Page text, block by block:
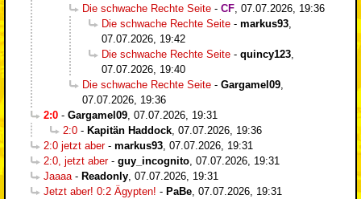
Die schwache Rechte Seite - CF 07.07.2026, 19:36
Die schwache Rechte Seite - markus93
07.07.2026, 19:42
Die schwache Rechte Seite - quincy123
07.07.2026, 19:40
Die schwache Rechte Seite - Gargamel09
07.07.2026, 19:36
2:0 - Gargamel09 07.07.2026, 19:31
2:0 - Kapitän Haddock 07.07.2026, 19:36
2:0 jetzt aber- markus93 07.07.2026, 19:31
2:0, jetzt aber- guy_incognito 07.07.2026, 19:31
Jaaaa - Readonly 07.07.2026, 19:31
Jetzt aber! 0:2 Ägypten! - PaBe 07.07.2026, 19:31